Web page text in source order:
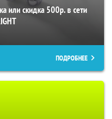
или скидка 500р. в сети
ПОДРОБНЕЕ